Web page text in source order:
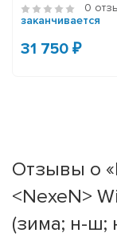
0
заканчивается
31 750 ₽
Отзывы о
<NexeN>
(зима; н-ш;